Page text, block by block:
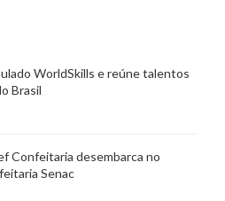
WorldSkills e reúne talentos
Brasil
Confeitaria desembarca no
Senac